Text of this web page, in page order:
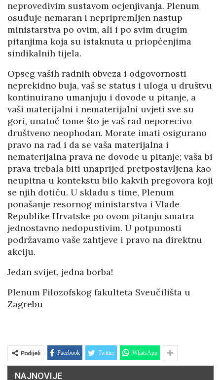
neprovedivim sustavom ocjenjivanja. Plenum
osuđuje nemaran i nepripremljen nastup
ministarstva po ovim, ali i po svim drugim
pitanjima koja su istaknuta u priopćenjima
sindikalnih tijela.
Opseg vaših radnih obveza i odgovornosti
neprekidno buja, vaš se status i uloga u društvu
kontinuirano umanjuju i dovode u pitanje, a
vaši materijalni i nematerijalni uvjeti sve su
gori, unatoč tome što je vaš rad neporecivo
društveno neophodan. Morate imati osigurano
pravo na rad i da se vaša materijalna i
nematerijalna prava ne dovode u pitanje; vaša bi
prava trebala biti unaprijed pretpostavljena kao
neupitna u kontekstu bilo kakvih pregovora koji
se njih dotiču. U skladu s time, Plenum
ponašanje resornog ministarstva i Vlade
Republike Hrvatske po ovom pitanju smatra
jednostavno nedopustivim. U potpunosti
podržavamo vaše zahtjeve i pravo na direktnu
akciju.
Jedan svijet, jedna borba!
Plenum Filozofskog fakulteta Sveučilišta u
Zagrebu
Podijeli Facebook Twitter WhatsApp
NAJNOVIJE